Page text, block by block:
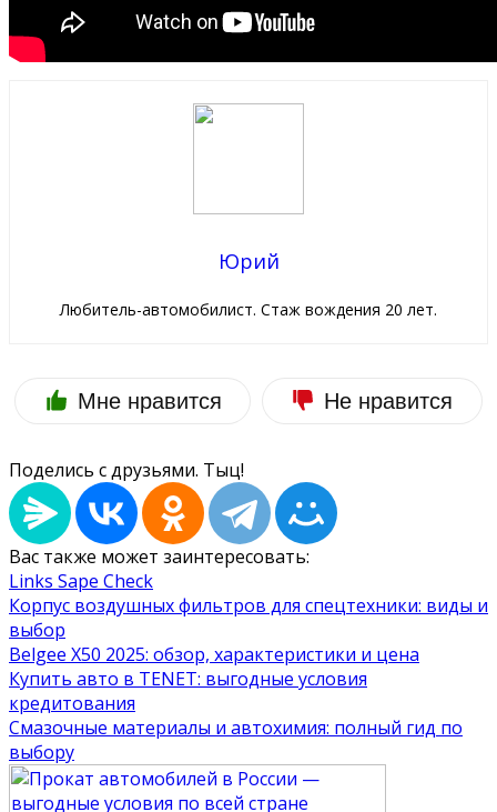
Юрий
Любитель-автомобилист. Стаж вождения 20 лет.
Мне нравится Не нравится
Поделись с друзьями. Тыц!
Вас также может заинтересовать:
Links Sape Check
Корпус воздушных фильтров для спецтехники: виды и
выбор
Belgee X50 2025: обзор, характеристики и цена
Купить авто в TENET: выгодные условия
кредитования
Смазочные материалы и автохимия: полный гид по
выбору